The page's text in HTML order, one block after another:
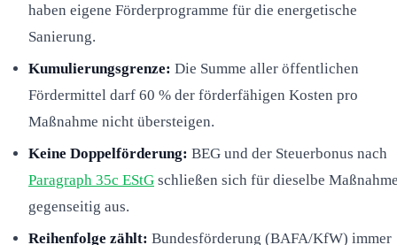
haben eigene Förderprogramme für die energetische
Sanierung.
Kumulierungsgrenze: Die Summe aller öffentlichen
Fördermittel darf 60 % der förderfähigen Kosten pro
Maßnahme nicht übersteigen.
Keine Doppelförderung: BEG und der Steuerbonus nach
Paragraph 35c EStG schließen sich für dieselbe
gegenseitig aus.
Reihenfolge zählt: Bundesförderung (BAFA/KfW) immer